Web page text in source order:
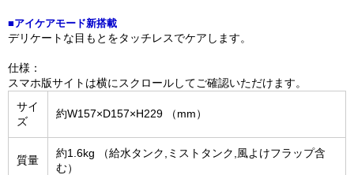
■アイケアモード新搭載
デリケートな目もとをタッチレスでケアします。
仕様：
スマホ版サイトは横にスクロールしてご確認いただけます。
サイ
ズ
約W157×D157×H229 （mm）
質量
約1.6kg （給水タンク,ミストタンク,風よけフラップ含
む）